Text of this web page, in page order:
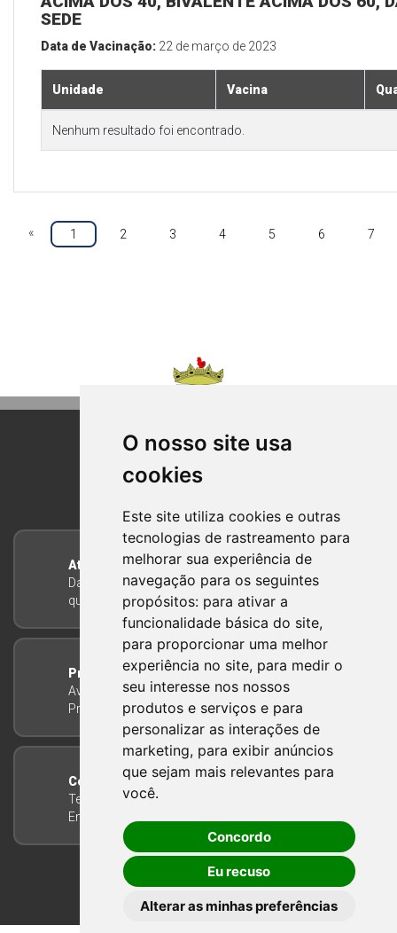
O nosso site usa
cookies
Este site utiliza cookies e outras
tecnologias de rastreamento para
melhorar sua experiência de
navegação para os seguintes
propósitos: para ativar a
funcionalidade básica do site,
para proporcionar uma melhor
experiência no site, para medir o
seu interesse nos nossos
produtos e serviços e para
personalizar as interações de
marketing, para exibir anúncios
que sejam mais relevantes para
você.
Concordo
Eu recuso
Alterar as minhas preferências
SEDE
Data de Vacinação: 22 de março de 2023
Unidade Vacina
Nenhum resultado foi encontrado.
« 1 2 3 4 5 6 7
BOM PRINCIPIO
Atendimento
Das 8h às 12h e das 13h às 17h30, de segunda a
quinta-feira, e nas sextas-feiras das 7h às 13h
Prefeitura Municipal
Avenida Guilherme Winter 65 - Centro Bom
Princípio/RS - Brasil CEP 95765-000
Contato
Telefone: (51) 3634-8100
Email: